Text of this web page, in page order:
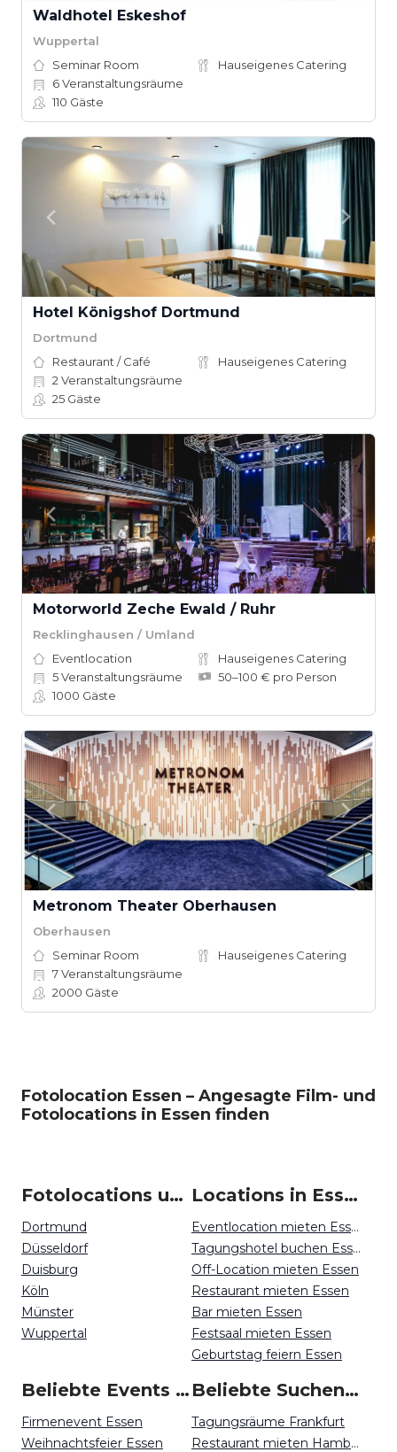
Waldhotel Eskeshof
Wuppertal
Seminar Room
Hauseigenes Catering
6Veranstaltungsräume
110 Gäste
Hotel Königshof Dortmund
Dortmund
Restaurant / Café
Hauseigenes Catering
2 Veranstaltungsräume
25 Gäste
Motorworld Zeche Ewald / Ruhr
Recklinghausen / Umland
Eventlocation
Hauseigenes Catering
5Veranstaltungsräume
50–100 € pro Person
1000 Gäste
Metronom Theater Oberhausen
Oberhausen
Seminar Room
Hauseigenes Catering
7Veranstaltungsräume
2000 Gäste
Fotolocation Essen – Angesagte Film- und
Fotolocations in Essen finden
Fotolocations um Essen
Dortmund
Düsseldorf
Duisburg
Köln
Münster
Wuppertal
Locations in Essen mieten
Eventlocation mieten Essen
Tagungshotel buchen Essen
Off-Location mieten Essen
Restaurant mieten Essen
Bar mieten Essen
Festsaal mieten Essen
Geburtstag feiern Essen
Beliebte Events in Essen
Firmenevent Essen
Weihnachtsfeier Essen
Beliebte Suchen auf Event Inc
Tagungsräume Frankfurt
Restaurant mieten Hamburg